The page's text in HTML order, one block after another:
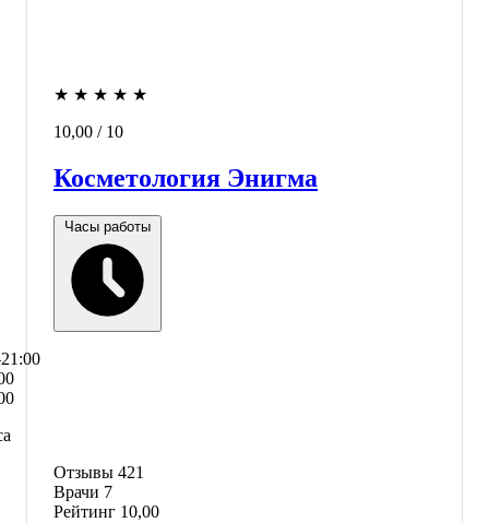
★ ★ ★ ★ ★
10,00 / 10
Косметология Энигма
Часы работы
Отзывы 421
Врачи 7
Рейтинг 10,00